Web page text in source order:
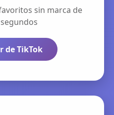
sin marca de
de TikTok